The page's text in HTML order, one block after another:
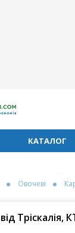
КАТАЛОГ
Овочеві
Тріскалія,